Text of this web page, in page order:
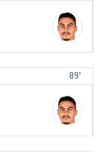
89'